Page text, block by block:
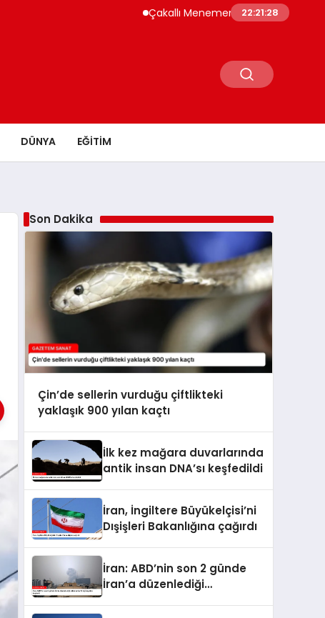
Çakallı Menemeni Neden Meşhur?
22:21:29
DÜNYA EĞITIM
Son Dakika
Çin’de sellerin vurduğu çiftlikteki
yaklaşık 900 yılan kaçtı
İlk kez mağara duvarlarında
antik insan DNA’sı keşfedildi
İran, İngiltere Büyükelçisi’ni
Dışişleri Bakanlığına çağırdı
İran: ABD’nin son 2 günde
İran’a düzenlediği